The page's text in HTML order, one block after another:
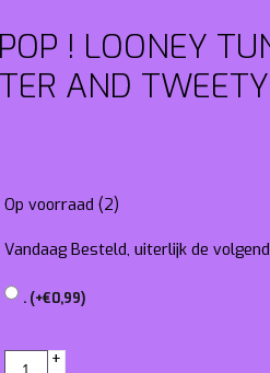
! LOONEY
AND TWEETY
Op voorraad (2)
Vandaag Besteld, uiterlijk de
. (+€0,99)
+